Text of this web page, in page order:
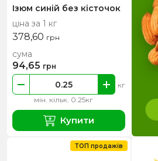
Ізюм синій без кісточок
ціна за 1 кг
378,60 грн
мін. кільк. 0.25кг
кг
сума
94,65 грн
Купити
ТОП продажів